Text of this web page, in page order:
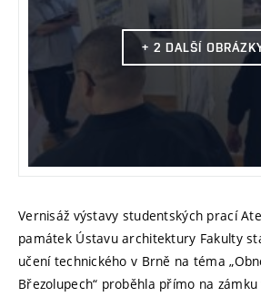
+ 2 DALŠÍ
Vernisáž výstavy studentských prací
památek Ústavu architektury Fakulty
učení technického v Brně na téma
Březolupech“ proběhla přímo na